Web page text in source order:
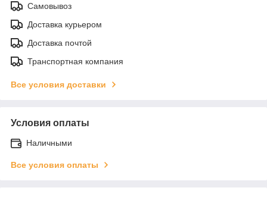
Самовывоз
Доставка курьером
Доставка почтой
Транспортная компания
Все условия доставки
Условия оплаты
Наличными
Все условия оплаты